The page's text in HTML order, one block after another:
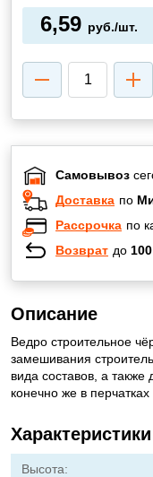
6,59 руб./шт.
Самовывоз
Доставка по
Рассрочка по
Возврат до
Описание
Ведро строительное
замешивания
вида составов, а
конечно же в
Характеристики
Высота: